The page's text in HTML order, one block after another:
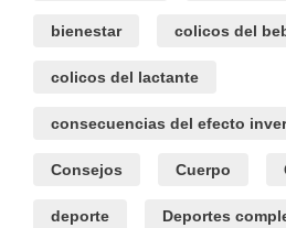
bienestar colicos del
colicos del lactante
consecuencias del efecto
Consejos Cuerpo
deporte Deportes